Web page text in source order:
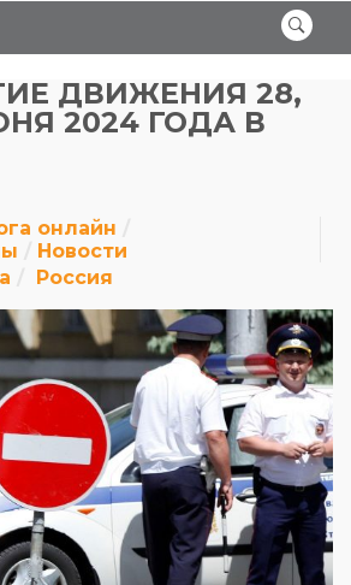
ДВИЖЕНИЯ 28,
2024 ГОДА В
онлайн
Новости
Россия